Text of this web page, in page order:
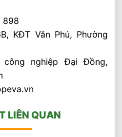
898
KĐT Văn Phú, Phường
nghiệp Đại Đồng,
LIÊN QUAN